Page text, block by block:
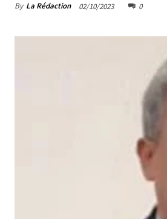
By La Rédaction 02/10/2023 0